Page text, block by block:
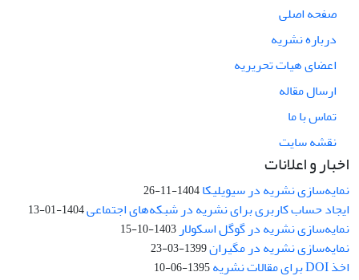
صفحه اصلی
درباره نشریه
اعضای هیات تحریریه
ارسال مقاله
تماس با ما
نقشه سایت
اخبار و اعلانات
نمایه‌سازی نشریه در سیویلیکا1404-11-26
ایجاد حساب کاربری برای نشریه در شبکه‌های اجتماعی1404-01-13
نمایه‌سازی نشریه در گوگل اسکولار 1403-10-15
نمایه‌سازی نشریه در مگیران1399-03-23
اخذ DOI برای مقالات نشریه 1395-06-10